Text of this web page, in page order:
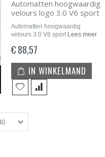
Automatten hoogwaardig
velours logo 3.0 V6 sport
Automatten hoogwaardig
velours 3.0 V6 sport Lees meer
€ 88,57
IN WINKELMAND